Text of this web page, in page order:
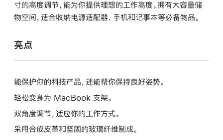
寸的高度调节，能为你提供理想的工作高度。拥有大容量储
物空间，适合收纳电源适配器、手机和记事本等必备物品。
亮点
能保护你的科技产品，还能帮你保持良好姿势。
轻松变身为 MacBook 支架。
双角度调节，适应你的工作方式。
采用合成皮革和坚固的玻璃纤维制成。